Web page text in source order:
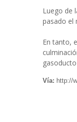
Luego de
pasado el
En tanto,
Vía: http://